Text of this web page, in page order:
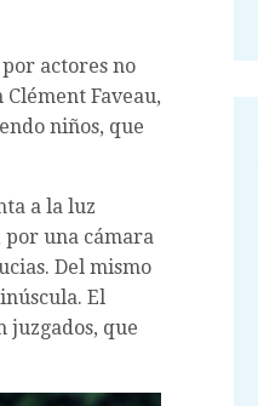
actores no
Faveau,
niños, que
a la luz
por una cámara
Del mismo
El
juzgados, que